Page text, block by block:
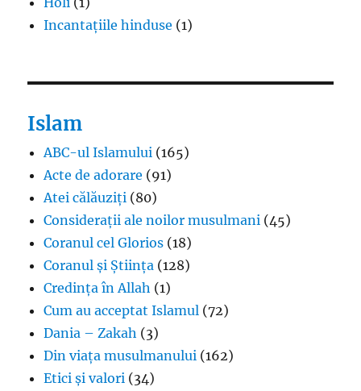
Incantațiile hinduse (1)
Islam
ABC-ul Islamului (165)
Acte de adorare (91)
Atei călăuziți (80)
Considerații ale noilor musulmani (45)
Coranul cel Glorios (18)
Coranul și Știința (128)
Credința în Allah (1)
Cum au acceptat Islamul (72)
Dania – Zakah (3)
Din viața musulmanului (162)
Etici și valori (34)